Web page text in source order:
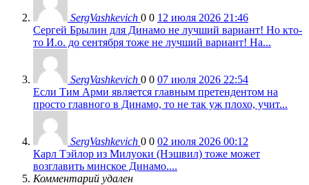
SergVashkevich 0 0 12 июля 2026 21:46
Сергей Брылин для Динамо не лучший вариант! Но кто-
то И.о. до сентября тоже не лучший вариант! На...
SergVashkevich 0 0 07 июля 2026 22:54
Если Тим Арми является главным претендентом на
просто главного в Динамо, то не так уж плохо, учит...
SergVashkevich 0 0 02 июля 2026 00:12
Карл Тэйлор из Милуоки (Нэшвил) тоже может
возглавить минское Динамо....
Комментарий удален